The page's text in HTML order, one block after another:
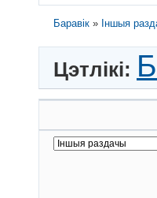
Баравік » Іншыя
Цэтлікі: